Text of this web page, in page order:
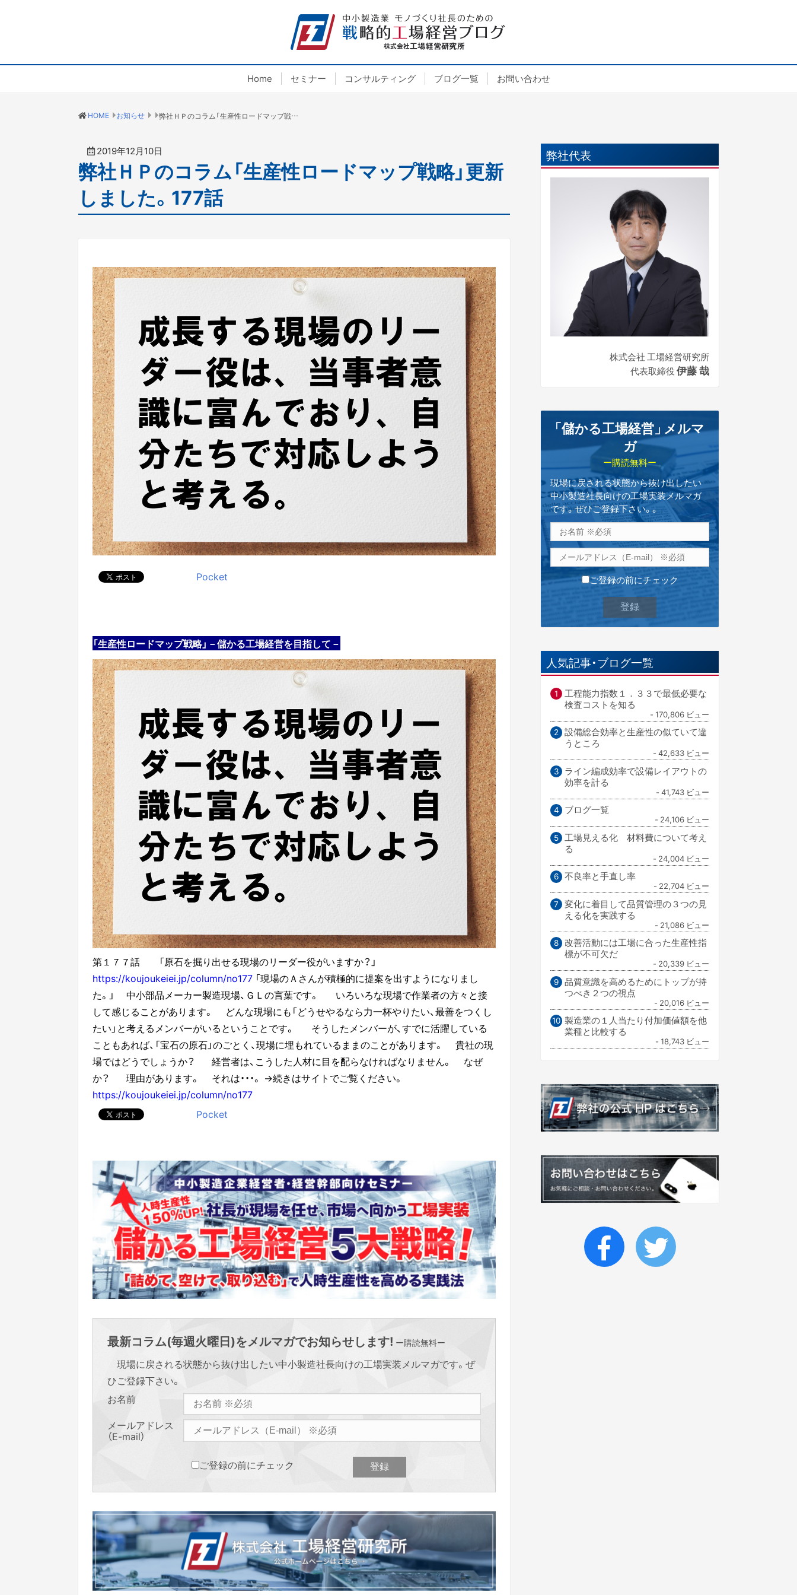
Home セミナー コンサルティング ブログ一覧 お問い合わせ
HOME お知らせ 弊社ＨＰのコラム「生産性ロードマップ戦略」更新しました。177話
2019年12月10日
弊社ＨＰのコラム「生産性ロードマップ戦略」更新
しました。177話
Pocket
「生産性ロードマップ戦略」－儲かる工場経営を目指して－
第１７７話 「原石を掘り出せる現場のリーダー役がいますか？」
https://koujoukeiei.jp/column/no177 「現場のＡさんが積極的に提案を出すようになりまし
た。」
中小部品メーカー製造現場、ＧＬの言葉です。
いろいろな現場で作業者の方々と接
して感じることがあります。
どんな現場にも「どうせやるなら力一杯やりたい、最善をつくし
たい」と考えるメンバーがいるということです。
そうしたメンバーが、すでに活躍している
こともあれば、「宝石の原石」のごとく、現場に埋もれているままのことがあります。
貴社の現
場ではどうでしょうか？
経営者は、こうした人材に目を配らなければなりません。
なぜ
か？
理由があります。 それは・・・。 →続きはサイトでご覧ください。
https://koujoukeiei.jp/column/no177
Pocket
最新コラム(毎週火曜日)をメルマガでお知らせします! ー購読無料ー
現場に戻される状態から抜け出したい中小製造社長向けの工場実装メルマガです。ぜ
ひご登録下さい。
お名前
メールアドレス
（E-mail）
ご登録の前にチェック
弊社代表
株式会社 工場経営研究所
代表取締役伊藤 哉
「儲かる工場経営」 メルマ
ガ
ー購読無料ー
現場に戻される状態から抜け出したい
中小製造社長向けの工場実装メルマガ
です。ぜひご登録下さい。。
ご登録の前にチェック
人気記事・ブログ一覧
工程能力指数１．３３で最低必要な
検査コストを知る
- 170,806 ビュー
設備総合効率と生産性の似ていて違
うところ
- 42,633 ビュー
ライン編成効率で設備レイアウトの
効率を計る
- 41,743 ビュー
ブログ一覧
- 24,106 ビュー
工場見える化 材料費について考え
る
- 24,004 ビュー
不良率と手直し率
- 22,704 ビュー
変化に着目して品質管理の３つの見
える化を実践する
- 21,086 ビュー
改善活動には工場に合った生産性指
標が不可欠だ
- 20,339 ビュー
品質意識を高めるためにトップが持
つべき２つの視点
- 20,016 ビュー
製造業の１人当たり付加価値額を他
業種と比較する
- 18,743 ビュー